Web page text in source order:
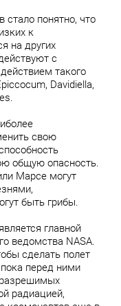
стало понятно, что
к
на других
с
такого
Davidiella,
свою
общую опасность.
Марсе могут
быть грибы.
главной
ведомства NASA.
сделать полет
перед ними
разрешимых
радиацией,